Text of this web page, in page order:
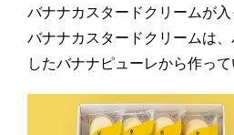
バナナカスタードクリームが入
バナナカスタードクリームは
したバナナピューレから作って